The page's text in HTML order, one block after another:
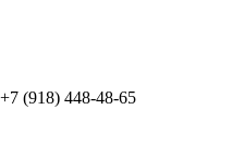
(918) 448-48-65